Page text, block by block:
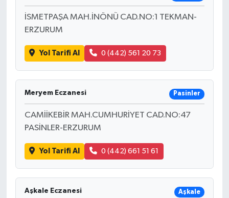
İSMETPAŞA MAH.İNÖNÜ CAD.NO:1 TEKMAN-
ERZURUM
Yol Tarifi Al 0 (442) 561 20 73
Meryem Eczanesi Pasinler
CAMİİKEBİR MAH.CUMHURİYET CAD.NO:47
PASİNLER-ERZURUM
Yol Tarifi Al 0 (442) 661 51 61
Aşkale Eczanesi Aşkale